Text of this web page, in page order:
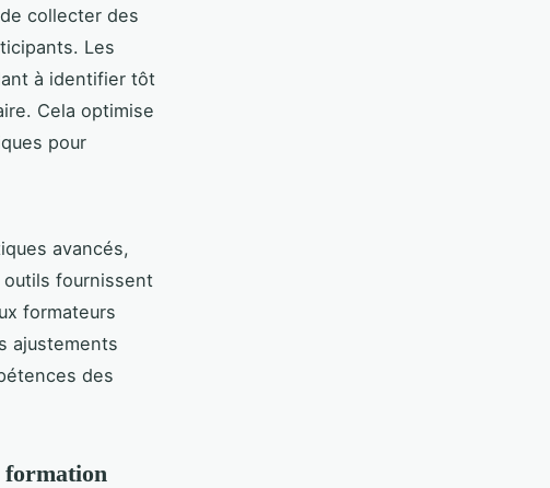
collecter des
Les
à identifier tôt
Cela optimise
pour
avancés,
outils fournissent
formateurs
ajustements
des
formation